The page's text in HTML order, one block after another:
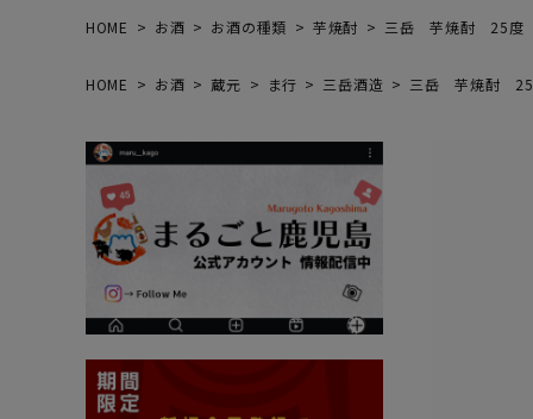
HOME お酒 お酒の種類 芋焼酎 三岳 芋焼酎 25度
HOME お酒 蔵元 ま行 三岳酒造 三岳 芋焼酎